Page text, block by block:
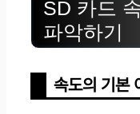
SD 카드
파악하기
속도의 기본